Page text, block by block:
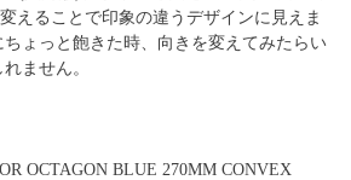
えることで印象の違うデザインに見えま
ょっと飽きた時、向きを変えてみたらい
ません。
OCTAGON BLUE 270MM CONVEX